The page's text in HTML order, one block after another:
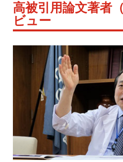
高被引用論文著者
ビュー